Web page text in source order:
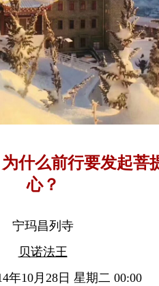
什么前行要发起菩
心？
宁玛昌列寺
贝诺法王
年10月28日 星期二 00:00